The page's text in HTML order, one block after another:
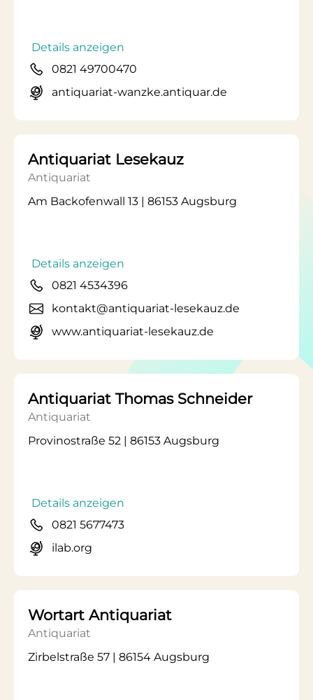
Details anzeigen
0821 49700470
antiquariat-wanzke.antiquar.de
Antiquariat Lesekauz
Antiquariat
Am Backofenwall 13 | 86153 Augsburg
Details anzeigen
0821 4534396
kontakt@antiquariat-lesekauz.de
www.antiquariat-lesekauz.de
Antiquariat Thomas Schneider
Antiquariat
Provinostraße 52 | 86153 Augsburg
Details anzeigen
0821 5677473
ilab.org
Wortart Antiquariat
Antiquariat
Zirbelstraße 57 | 86154 Augsburg